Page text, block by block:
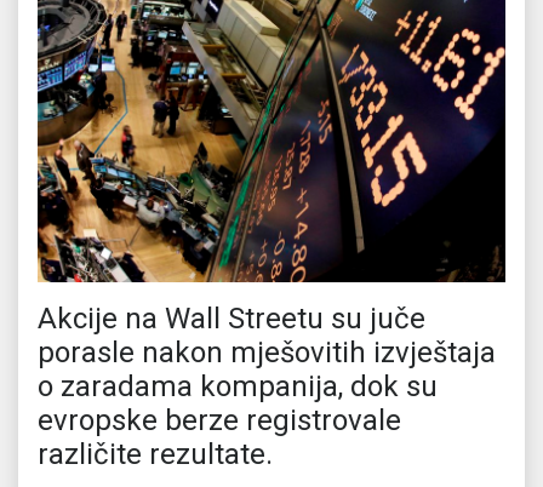
Akcije na Wall Streetu su juče
porasle nakon mješovitih izvještaja
o zaradama kompanija, dok su
evropske berze registrovale
različite rezultate.